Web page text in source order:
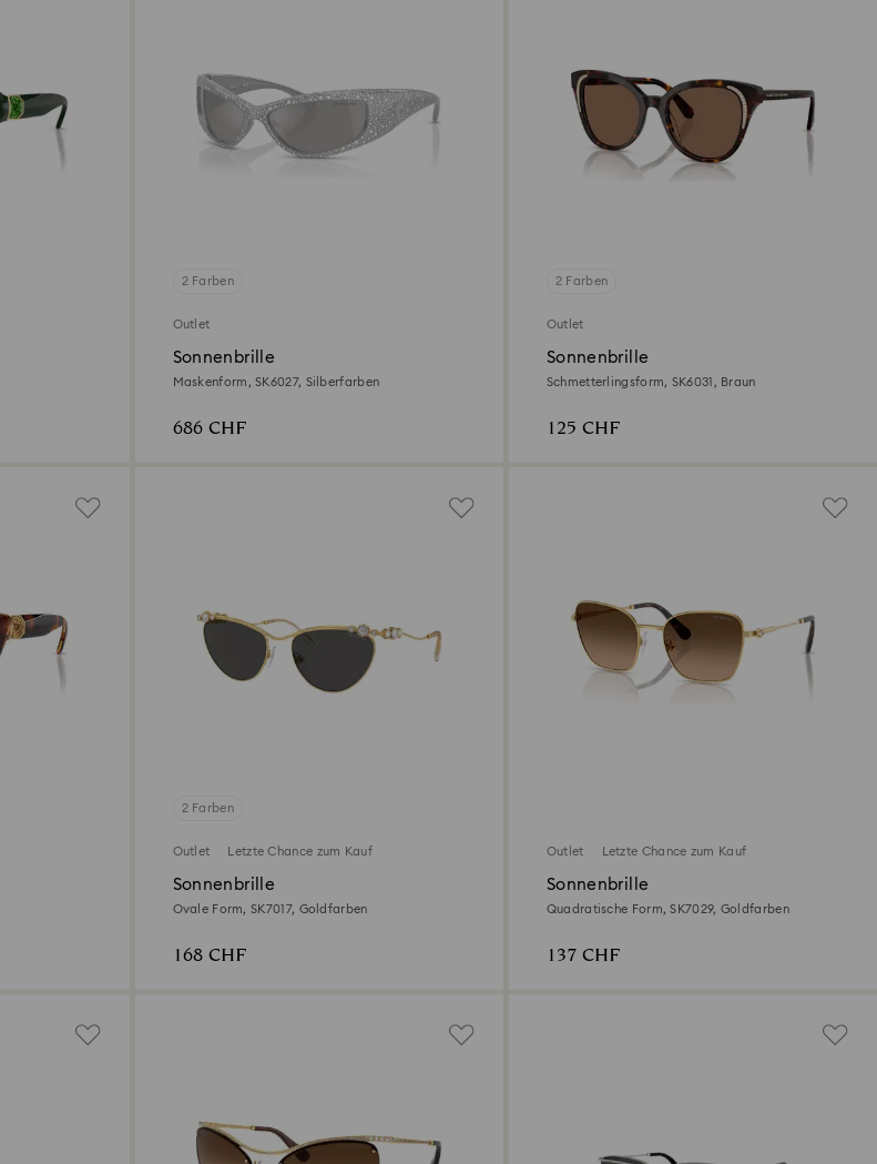
2 Farben
Outlet
Sonnenbrille
Maskenform, SK6027, Silberfarben
686 CHF
2 Farben
Outlet
Sonnenbrille
Schmetterlingsform, SK6031, Braun
125 CHF
2 Farben
Outlet Letzte Chance zum Kauf
Sonnenbrille
Ovale Form, SK7017, Goldfarben
168 CHF
Outlet Letzte Chance zum Kauf
Sonnenbrille
Quadratische Form, SK7029, Goldfarben
137 CHF